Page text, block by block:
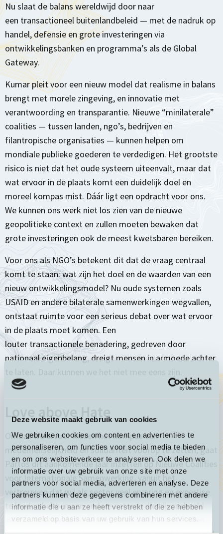
Deze website maakt gebruik van cookies
We gebruiken cookies om content en advertenties te
personaliseren, om functies voor social media te bieden
en om ons websiteverkeer te analyseren. Ook delen we
informatie over uw gebruik van onze site met onze
partners voor social media, adverteren en analyse. Deze
partners kunnen deze gegevens combineren met andere
informatie die u aan ze heeft verstrekt of die ze hebben
verzameld op basis van uw gebruik van hun services.
Nu slaat de balans wereldwijd door naar
een transactioneel buitenlandbeleid — met de nadruk op
handel, defensie en grote investeringen via
ontwikkelingsbanken en programma’s als de Global
Gateway.
Kumar pleit voor een nieuw model dat realisme in balans
brengt met morele zingeving, en innovatie met
verantwoording en transparantie. Nieuwe “minilaterale”
coalities — tussen landen, ngo’s, bedrijven en
filantropische organisaties — kunnen helpen om
mondiale publieke goederen te verdedigen. Het grootste
risico is niet dat het oude systeem uiteenvalt, maar dat
wat ervoor in de plaats komt een duidelijk doel en
moreel kompas mist. Dáár ligt een opdracht voor ons.
We kunnen ons werk niet los zien van de nieuwe
geopolitieke context en zullen moeten bewaken dat
grote investeringen ook de meest kwetsbaren bereiken.
Voor ons als NGO’s betekent dit dat de vraag centraal
komt te staan: wat zijn het doel en de waarden van een
nieuw ontwikkelingsmodel? Nu oude systemen zoals
USAID en andere bilaterale samenwerkingen wegvallen,
ontstaat ruimte voor een serieus debat over wat ervoor
in de plaats moet komen. Een
louter transactionele benadering, gedreven door
nationaal eigenbelang, dreigt mensen in armoede achter
Love above Hate
Omdat we ervoor kiezen het kompas van
medemenselijkheid en solidariteit voorop te zetten, gaat
Partos dit aankomende jaar inzetten op Nieuwe Coalities
voor Internationale Samenwerking, vanuit het
vertrouwen dat wij als sector veel ervaring en expertise
te bieden hebben aan andere actoren die bijvoorbeeld
internationale relaties willen versterken, handel willen